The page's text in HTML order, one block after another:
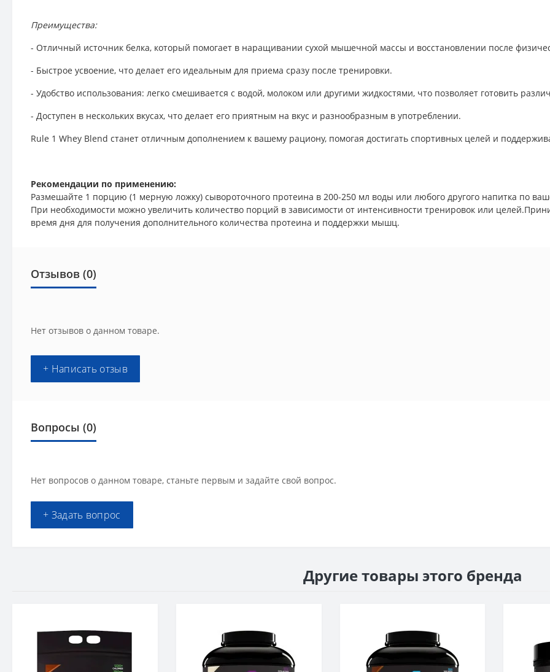
Преимущества:
- Отличный источник белка, который помогает в наращивании сухой мышечной массы и восстановлении после
- Быстрое усвоение, что делает его идеальным для приема сразу после тренировки.
- Удобство использования: легко смешивается с водой, молоком или другими жидкостями, что позволяет готовить
- Доступен в нескольких вкусах, что делает его приятным на вкус и разнообразным в употреблении.
Rule 1 Whey Blend станет отличным дополнением к вашему рациону, помогая достигать спортивных целей и
Рекомендации по применению:
Размешайте 1 порцию (1 мерную ложку) сывороточного протеина в 200-250 мл воды или любого другого напитка по
При необходимости можно увеличить количество порций в зависимости от интенсивности тренировок или
время дня для получения дополнительного количества протеина и поддержки мышц.
Отзывов (0)
Нет отзывов о данном товаре.
+ Написать отзыв
Вопросы (0)
Нет вопросов о данном товаре, станьте первым и задайте свой вопрос.
+ Задать вопрос
Другие товары этого бренда